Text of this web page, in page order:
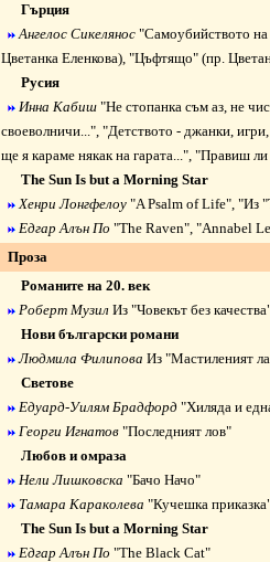
Гърция
Ангелос Сикелянос "Самоубийството
Цветанка Еленкова), "Цъфтящо" (пр.
Русия
Инна Кабиш "Не стопанка съм аз, не
своеволничи...", "Детството - джанки,
ще я караме някак на гарата...", "Правиш ли
The Sun Is but a Morning Star
Хенри Лонгфелоу "A Psalm of Life", "Из
Едгар Алън По "The Raven", "Annabel
Проза
Романите на 20. век
Роберт Музил Из "Човекът без
Нови български романи
Людмила Филипова Из "Мастиленият
Светове
Едуард-Уилям Брадфорд "Хиляда и
Георги Игнатов "Последният лов"
Любов и омраза
Нели Лишковска "Бачо Начо"
Тамара Караколева "Кучешка
The Sun Is but a Morning Star
Едгар Алън По "The Black Cat"